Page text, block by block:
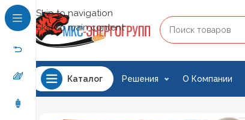
Skip to navigation
Skip to main content
Каталог Решения О Компании